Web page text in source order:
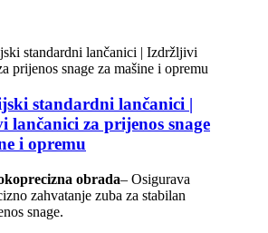
standardni lančanici |
lančanici za prijenos snage
i opremu
obrada– Osigurava
zahvatanje zuba za stabilan
snage.